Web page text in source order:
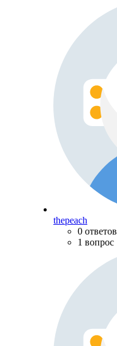
thepeach
0 ответов
1 вопрос